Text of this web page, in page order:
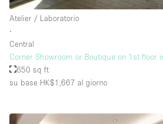
Atelier / Laboratorio
∙
Central
Corner Showroom or Boutique on 1st floor
650 sq ft
su base HK$1,667 al giorno